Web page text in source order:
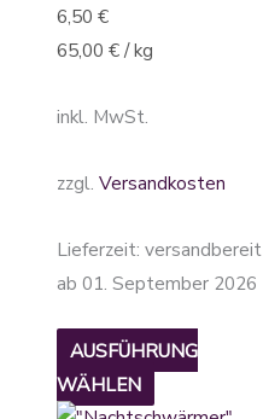
6,50 €
65,00 €/kg
inkl. MwSt.
zzgl. Versandkosten
Lieferzeit: versandbereit
ab 01. September 2026
AUSFÜHRUNG
WÄHLEN